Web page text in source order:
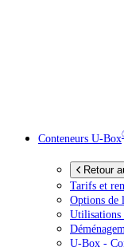
Conteneurs U-Box
Retour
Tarifs et
Options de
Utilisations
U-Box -